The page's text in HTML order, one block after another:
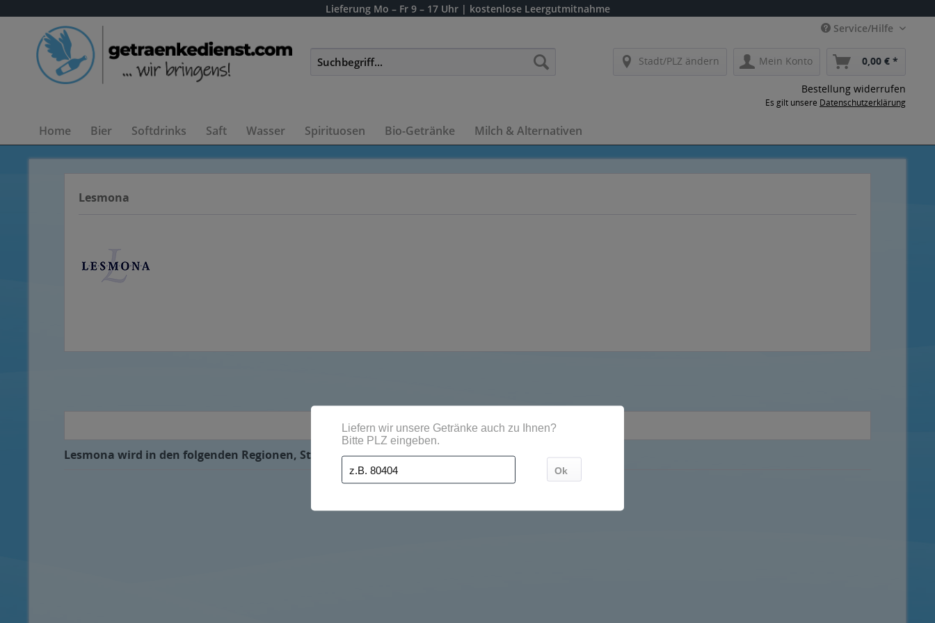
Lieferung Mo – Fr 9 – 17 Uhr | kostenlose Leergutmitnahme
Service/Hilfe
Stadt/PLZ ändern Mein Konto 0,00 € *
Bestellung widerrufen
Es gilt unsere Datenschutzerklärung
Home Bier Softdrinks Saft Wasser Spirituosen Bio-Getränke Milch & Alternativen
Lesmona
Lesmona wird in den folgenden Regionen, Städten, Orten und Postleitzahl-Gebieten geliefert